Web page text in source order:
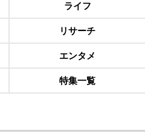
ライフ
リサーチ
エンタメ
特集一覧